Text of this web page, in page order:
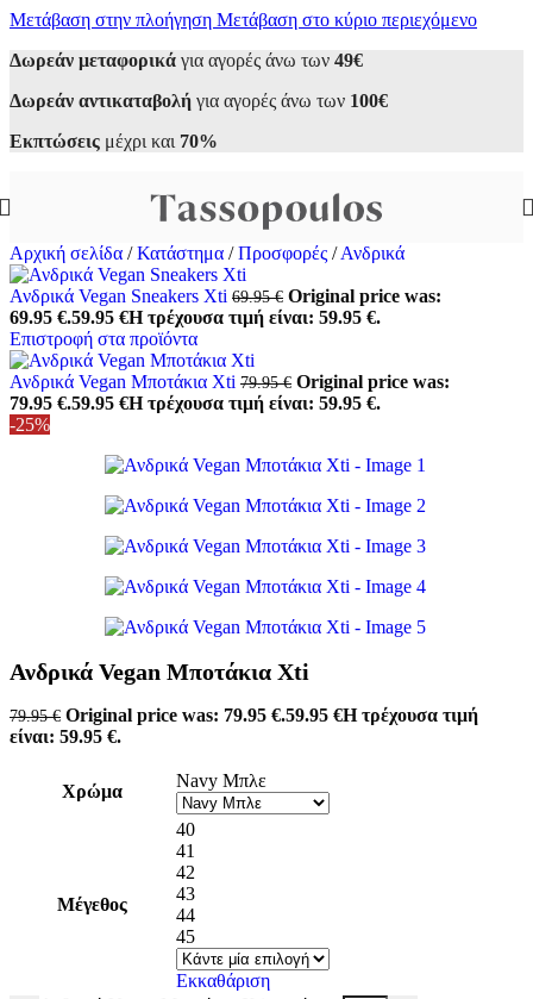
Μετάβαση στην πλοήγηση Μετάβαση στο κύριο περιεχόμενο
Δωρεάν μεταφορικά για αγορές άνω των 49€
Δωρεάν αντικαταβολή για αγορές άνω των 100€
Εκπτώσεις μέχρι και 70%
Αρχική σελίδα / Κατάστημα / Προσφορές / Ανδρικά
Ανδρικά Vegan Sneakers Xti 69.95€ Original price was:
69.95 €.59.95 €Η τρέχουσα τιμή είναι: 59.95 €.
Επιστροφή στα προϊόντα
Ανδρικά Vegan Μποτάκια Xti 79.95€ Original price was:
79.95 €.59.95 €Η τρέχουσα τιμή είναι: 59.95 €.
-25%
Ανδρικά Vegan Μποτάκια Xti
79.95€ Original price was: 79.95 €.59.95 €Η τρέχουσα τιμή
είναι: 59.95 €.
Χρώμα
Navy Μπλε
Μέγεθος
40
41
42
43
44
45
Εκκαθάριση